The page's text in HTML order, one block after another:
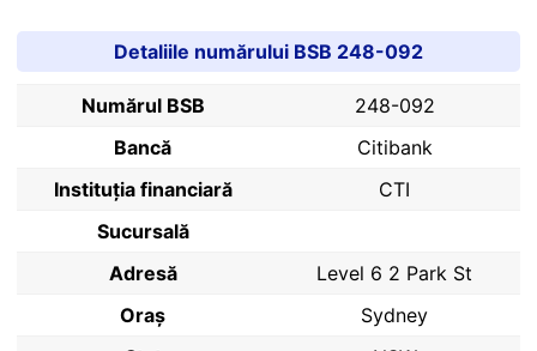
Detaliile numărului BSB 248-092
Numărul BSB
248-092
Bancă
Citibank
Instituția financiară
CTI
Sucursală
Adresă
Level 6 2 Park St
Oraș
Sydney